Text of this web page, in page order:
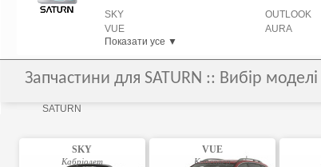
SKY
VUE
OUTLOOK
AURA
Показати усе ▼
Запчастини для SATURN :: Вибір
SATURN
SKY
Кабріолет
VUE
Кросовер